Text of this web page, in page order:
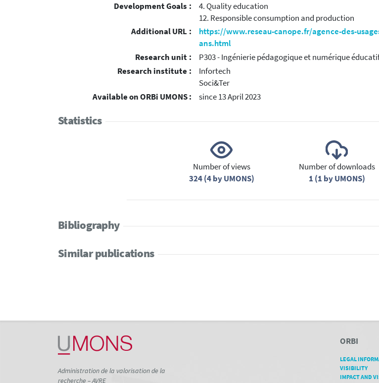
Development Goals :
4. Quality education
12. Responsible consumption and production
Additional URL :
https://www.reseau-canope.fr/agence-des-
ans.html
Research unit :
P303 - Ingénierie pédagogique et numérique
Research institute :
Infortech
Soci&Ter
Available on ORBi UMONS :
since 13 April 2023
Statistics
Number of views
324 (4 by UMONS)
Number of downloads
1 (1 by UMONS)
Bibliography
Similar publications
Administration de la valorisation de la
recherche – AVRE
ORBI
LEGAL
VISIBILITY
IMPACT AND